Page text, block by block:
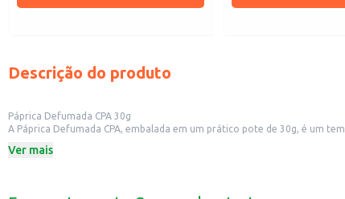
Descrição do produto
Páprica Defumada CPA 30g
A Páprica Defumada CPA, embalada em um prático pote de 30g, é um
Dicas de Uso:
Ver mais